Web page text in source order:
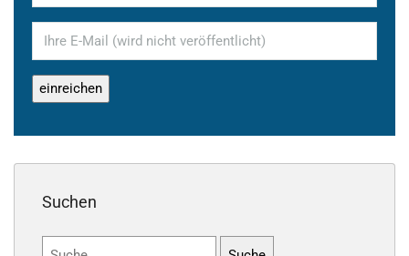
Suchen
Suchen